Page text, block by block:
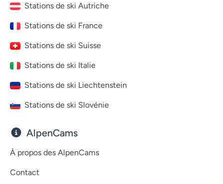
Stations de ski Autriche
Stations de ski France
Stations de ski Suisse
Stations de ski Italie
Stations de ski Liechtenstein
Stations de ski Slovénie
AlpenCams
À propos des AlpenCams
Contact